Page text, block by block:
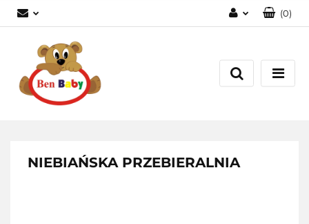
Zarejestruj się
Dodaj zgłoszenie
(0)
NIEBIAŃSKA PRZEBIERALNIA